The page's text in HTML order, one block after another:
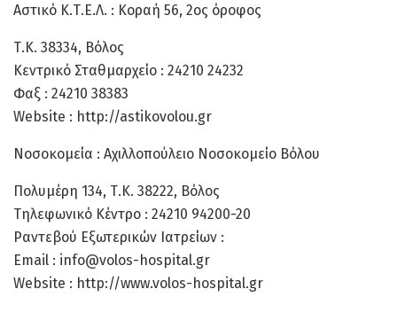
Αστικό Κ.Τ.Ε.Λ. : Κοραή 56, 2ος όροφος
Τ.Κ. 38334, Βόλος
Κεντρικό Σταθμαρχείο : 24210 24232
Φαξ : 24210 38383
Website : http://astikovolou.gr
Νοσοκομεία : Αχιλλοπούλειο Νοσοκομείο Βόλου
Πολυμέρη 134, Τ.Κ. 38222, Βόλος
Τηλεφωνικό Κέντρο : 24210 94200-20
Ραντεβού Εξωτερικών Ιατρείων :
Email : info@volos-hospital.gr
Website : http://www.volos-hospital.gr